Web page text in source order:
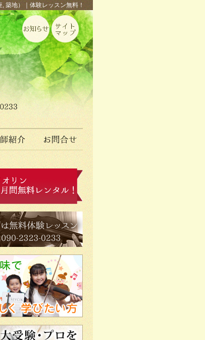
築地）｜体験レッスン無料！